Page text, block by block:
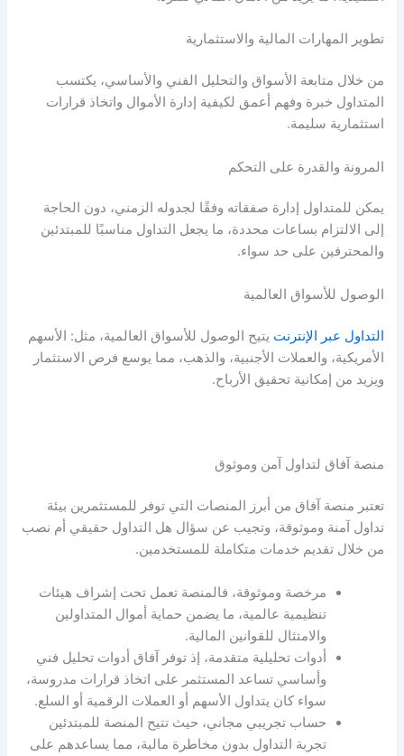
تطوير المهارات المالية والاستثمارية
من خلال متابعة الأسواق والتحليل الفني والأساسي، يكتسب
المتداول خبرة وفهم أعمق لكيفية إدارة الأموال واتخاذ قرارات
استثمارية سليمة.
المرونة والقدرة على التحكم
يمكن للمتداول إدارة صفقاته وفقًا لجدوله الزمني، دون الحاجة
إلى الالتزام بساعات محددة، ما يجعل التداول مناسبًا للمبتدئين
والمحترفين على حد سواء.
الوصول للأسواق العالمية
التداول عبر الإنترنتيتيح الوصول للأسواق العالمية، مثل: الأسهم
الأمريكية، والعملات الأجنبية، والذهب، مما يوسع فرص الاستثمار
ويزيد من إمكانية تحقيق الأرباح.
منصة آفاق لتداول آمن وموثوق
تعتبر منصة آفاق من أبرز المنصات التي توفر للمستثمرين بيئة
تداول آمنة وموثوقة، وتجيب عن سؤال هل التداول حقيقي أم نصب
من خلال تقديم خدمات متكاملة للمستخدمين.
مرخصة وموثوقة، فالمنصة تعمل تحت إشراف هيئات
تنظيمية عالمية، ما يضمن حماية أموال المتداولين
والامتثال للقوانين المالية.
أدوات تحليلية متقدمة، إذ توفر آفاق أدوات تحليل فني
وأساسي تساعد المستثمر على اتخاذ قرارات مدروسة،
سواء كان يتداول الأسهم أو العملات الرقمية أو السلع.
حساب تجريبي مجاني، حيث تتيح المنصة للمبتدئين
تجربة التداول بدون مخاطرة مالية، مما يساعدهم على